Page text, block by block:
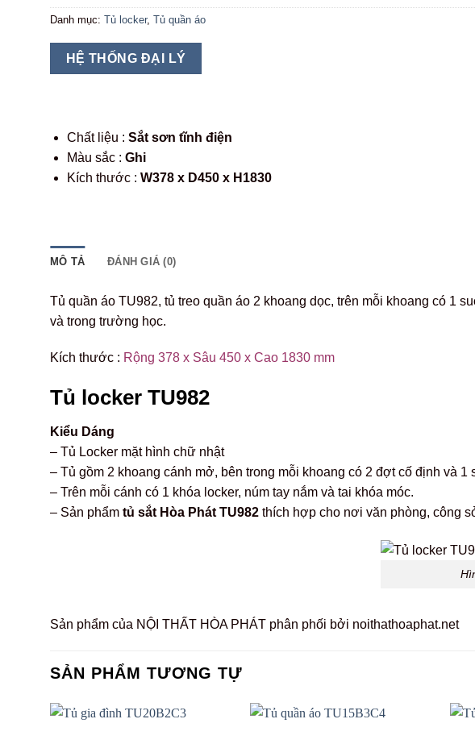
Danh mục: Tủ locker, Tủ quần áo
HỆ THỐNG ĐẠI LÝ
Chất liệu : Sắt sơn tĩnh điện
Màu sắc : Ghi
Kích thước : W378 x D450 x H1830
MÔ TẢ ĐÁNH GIÁ (0)
Tủ quần áo TU982, tủ treo quần áo 2 khoang dọc, trên mỗi khoang có 1
và trong trường học.
Kích thước : Rộng 378 x Sâu 450 x Cao 1830 mm
Tủ locker TU982
Kiểu Dáng
– Tủ Locker mặt hình chữ nhật
– Tủ gồm 2 khoang cánh mở, bên trong mỗi khoang có 2 đợt cố định và 1
– Trên mỗi cánh có 1 khóa locker, núm tay nắm và tai khóa móc.
– Sản phẩm tủ sắt Hòa Phát TU982 thích hợp cho nơi văn phòng, công
Sản phẩm của NỘI THẤT HÒA PHÁT phân phối bởi noithathoaphat.net
SẢN PHẨM TƯƠNG TỰ